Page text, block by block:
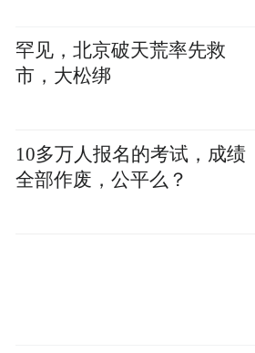
罕见，北京破天荒率先救
市，大松绑
10多万人报名的考试，成绩
全部作废，公平么？